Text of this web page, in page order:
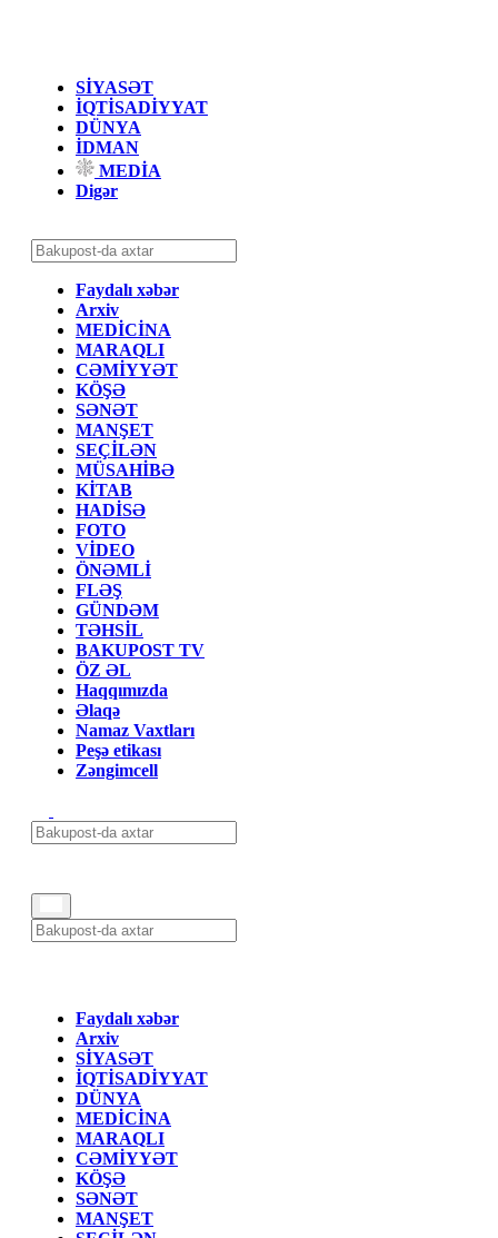
SİYASƏT
İQTİSADİYYAT
DÜNYA
İDMAN
MEDİA
Digər
Faydalı xəbər
Arxiv
MEDİCİNA
MARAQLI
CƏMİYYƏT
KÖŞƏ
SƏNƏT
MANŞET
SEÇİLƏN
MÜSAHİBƏ
KİTAB
HADİSƏ
FOTO
VİDEO
ÖNƏMLİ
FLƏŞ
GÜNDƏM
TƏHSİL
BAKUPOST TV
ÖZ ƏL
Haqqımızda
Əlaqə
Namaz Vaxtları
Peşə etikası
Zəngimcell
Faydalı xəbər
Arxiv
SİYASƏT
İQTİSADİYYAT
DÜNYA
MEDİCİNA
MARAQLI
CƏMİYYƏT
KÖŞƏ
SƏNƏT
MANŞET